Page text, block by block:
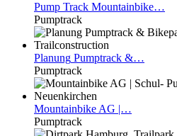
Pump Track Mountainbike…
Pumptrack
Planung Pumptrack &…
Pumptrack
MountainbikeAG |…
Pumptrack